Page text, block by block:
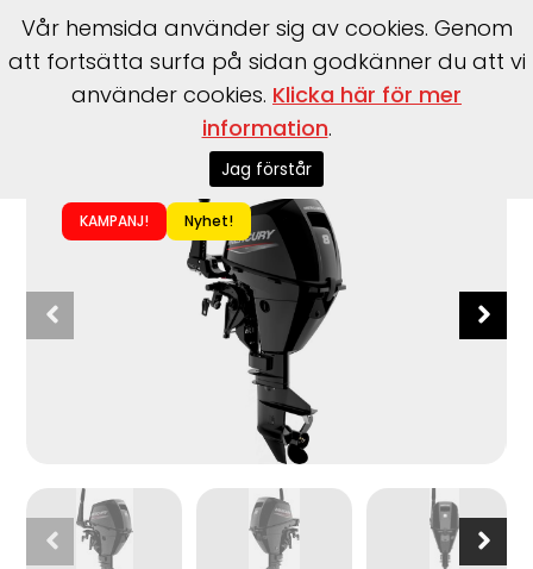
Utombordare>Mercury
KAMPANJ! Nyhet!
Vår hemsida använder sig av cookies. Genom
att fortsätta surfa på sidan godkänner du att vi
använder cookies. Klicka här för mer
information.
Jag förstår